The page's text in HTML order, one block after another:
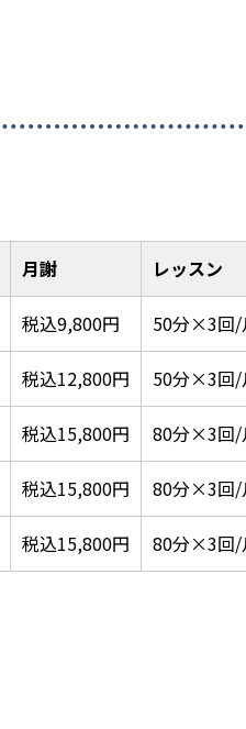
月謝 レッスン
税込9,800円 50分×3回/
税込12,800円 50分×3回/
税込15,800円 80分×3回/
税込15,800円 80分×3回/
税込15,800円 80分×3回/